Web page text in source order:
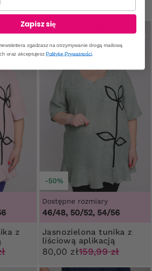
-50%
Dostępne rozmiary
46/48, 50/52, 54/56
Jasnozielona tunika z
liściową aplikacją
80,00 zł159,99 zł
Zapisz się
zgadzasz na otrzymywanie drogą mailową
oraz akceptujeszPolitykę Prywatności.